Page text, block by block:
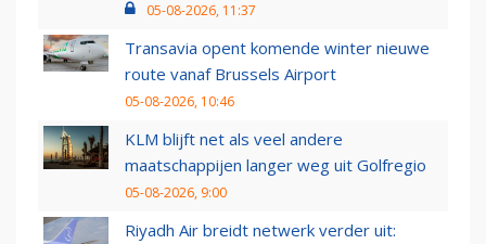
05-08-2026, 11:37
Transavia opent komende winter nieuwe
route vanaf Brussels Airport
05-08-2026, 10:46
KLM blijft net als veel andere
maatschappijen langer weg uit Golfregio
05-08-2026, 9:00
Riyadh Air breidt netwerk verder uit: